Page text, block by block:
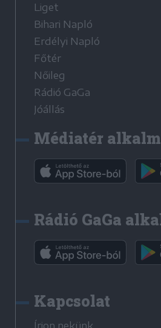
Liget
Bihari Napló
Erdélyi Napló
Főtér
Nőileg
Rádió GaGa
Jóállás
Médiatér
Rádió GaGa
Kapcsolat